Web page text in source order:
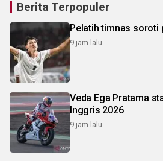
Berita Terpopuler
Pelatih timnas soroti
9 jam lalu
Veda Ega Pratama
Inggris 2026
9 jam lalu